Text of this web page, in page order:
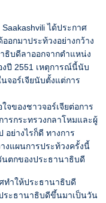
ได้ประกาศ
อกมาประท้วงอย่างกว้าง
ธิบดีลาออกจากตำแหน่ง
งปี 2551 เหตุการณ์นี้นับ
จอร์เจียนับตั้งแต่การ
จของชาวจอร์เจียต่อการ
รกระทรวงกลาโหมและผู้
ย่างไรก็ดี ทางการ
งแผนการประท้วงครั้งนี้
นตกของประธานาธิบดี
ทำให้ประธานาธิบดี
ระธานาธิบดีขึ้นมาเป็นวัน